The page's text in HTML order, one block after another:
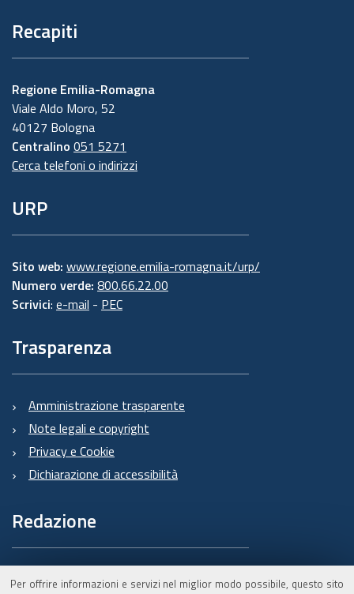
Per offrire informazioni e servizi nel miglior modo possibile, questo sito
Recapiti
Regione Emilia-Romagna
Viale Aldo Moro, 52
40127 Bologna
Centralino 051 5271
Cerca telefoni o indirizzi
URP
Sito web: www.regione.emilia-romagna.it/urp/
Numero verde: 800.66.22.00
Scrivici: e-mail - PEC
Trasparenza
Amministrazione trasparente
Note legali e copyright
Privacy e Cookie
Dichiarazione di accessibilità
Redazione
Informazioni sul Burert